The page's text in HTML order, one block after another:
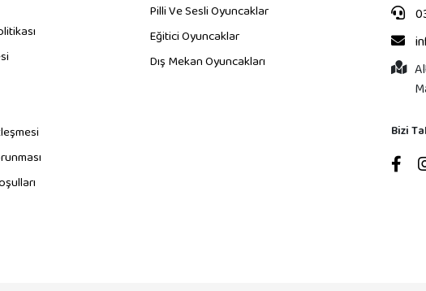
Pilli Ve Sesli Oyuncaklar
Eğitici Oyuncaklar
Dış Mekan Oyuncakları
Bizi